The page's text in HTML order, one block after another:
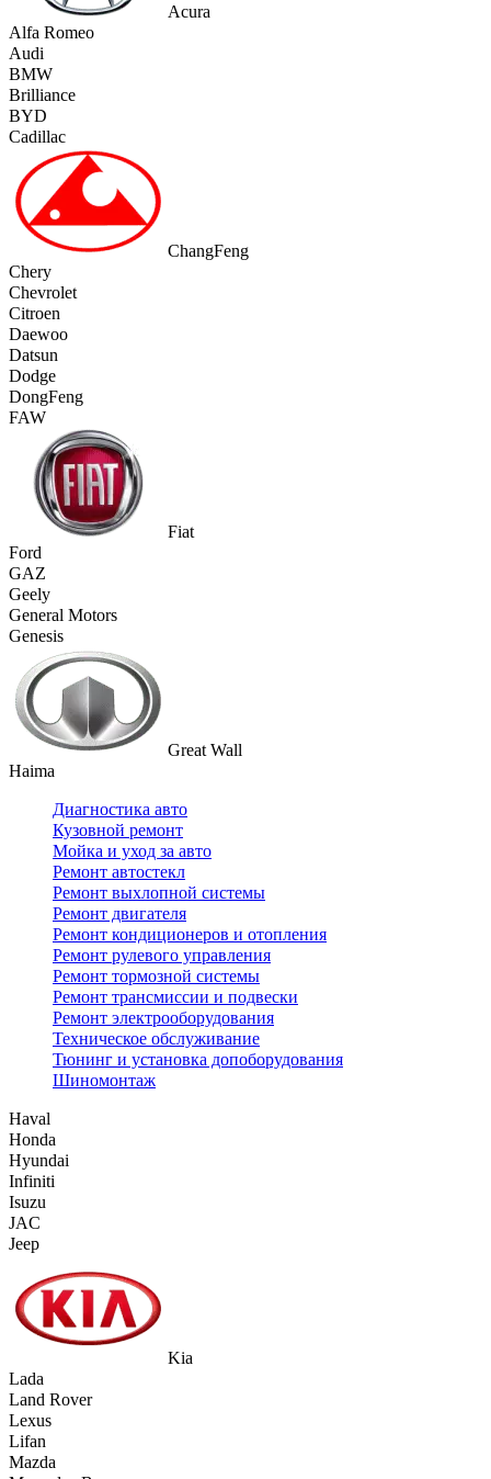
Acura
Alfa Romeo
Audi
BMW
Brilliance
BYD
Cadillac
ChangFeng
Chery
Chevrolet
Citroen
Daewoo
Datsun
Dodge
DongFeng
FAW
Fiat
Ford
GAZ
Geely
General Motors
Genesis
Great Wall
Haima
Диагностика авто
Кузовной ремонт
Мойка и уход за авто
Ремонт автостекл
Ремонт выхлопной системы
Ремонт двигателя
Ремонт кондиционеров и отопления
Ремонт рулевого управления
Ремонт тормозной системы
Ремонт трансмиссии и подвески
Ремонт электрооборудования
Техническое обслуживание
Тюнинг и установка допоборудования
Шиномонтаж
Haval
Honda
Hyundai
Infiniti
Isuzu
JAC
Jeep
Kia
Lada
Land Rover
Lexus
Lifan
Mazda